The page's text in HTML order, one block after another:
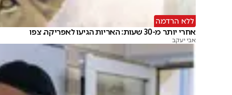
ללא הרדמה
אחרי יותר מ-30 שעות: האריות הגיעו לאפריקה. צפו
אבי יעקב